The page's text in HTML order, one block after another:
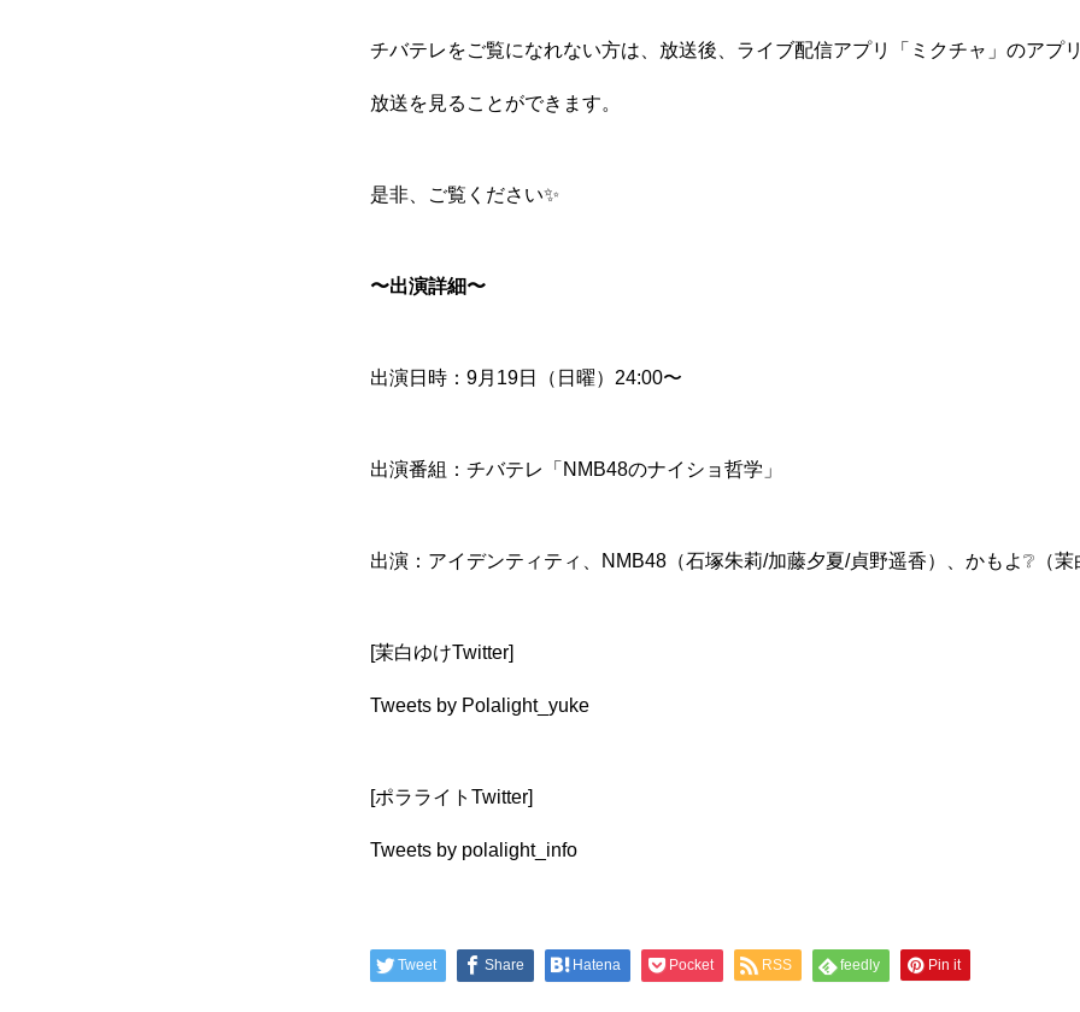
チバテレをご覧になれない方は、放送後、ライブ配信アプリ「ミクチャ」のアプ
放送を見ることができます。
是非、ご覧ください✨
〜出演詳細〜
出演日時：9月19日（日曜）24:00〜
出演番組：チバテレ「NMB48のナイショ哲学」
出演：アイデンティティ、NMB48（石塚朱莉/加藤夕夏/貞野遥香）、かもよ❔（茉
[茉白ゆけTwitter]
Tweets by Polalight_yuke
[ポラライトTwitter]
Tweets by polalight_info
Tweet Share Hatena Pocket RSS feedly Pin it